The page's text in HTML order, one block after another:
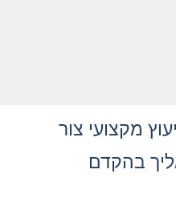
מקצועי צור
בהקדם